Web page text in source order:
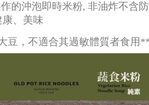
的沖泡即時米粉, 非油炸不含防
康、美味
豆，不適合其過敏體質者食用